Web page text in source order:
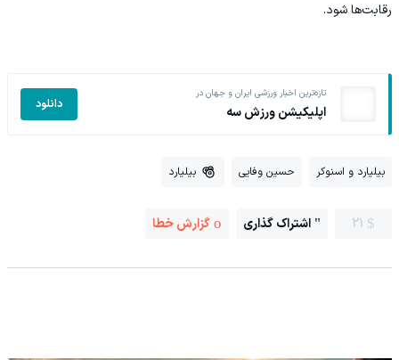
رقابت‌ها شود.
تازه‌ترین اخبار ورزشی ایران و جهان در
اپلیکیشن ورزش سه دانلود
بیلیارد و اسنوکر حسین وفایی بیلیارد
21 اشتراک گذاری گزارش خطا